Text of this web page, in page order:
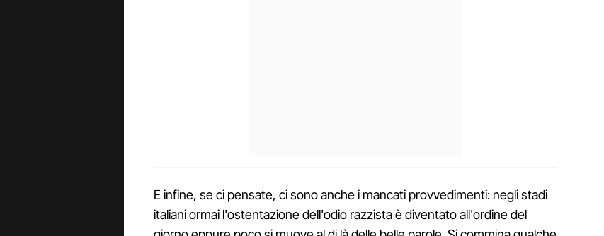
E infine, se ci pensate, ci sono anche i mancati provvedimenti: negli stadi
italiani ormai l'ostentazione dell'odio razzista è diventato all'ordine del